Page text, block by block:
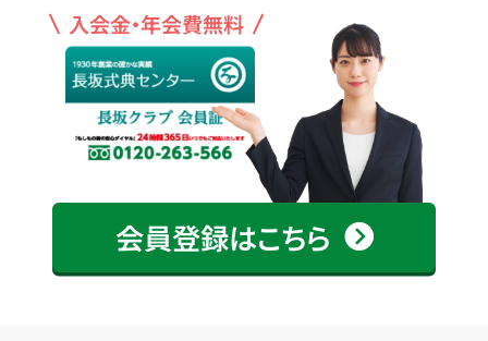
入会金・年会費無料
会員登録はこちら